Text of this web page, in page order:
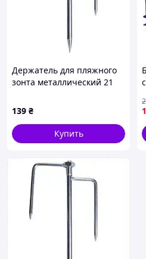
Держатель для пляжного
зонта металлический 21
139 ₴
Купить